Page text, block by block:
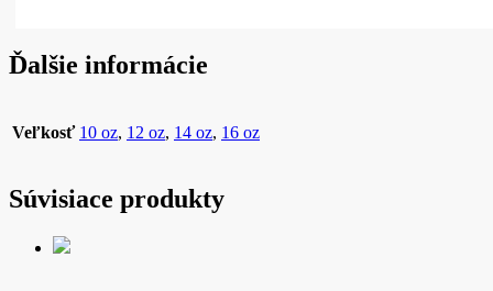
Ďalšie informácie
Veľkosť 10 oz, 12 oz, 14 oz, 16 oz
Súvisiace produkty